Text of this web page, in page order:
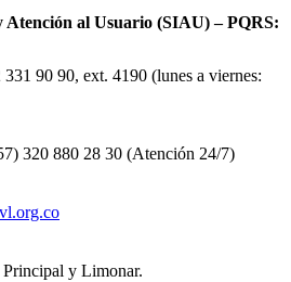
Atención al Usuario (SIAU) – PQRS:
90 90, ext. 4190 (lunes a viernes:
320 880 28 30 (Atención 24/7)
Principal y Limonar.